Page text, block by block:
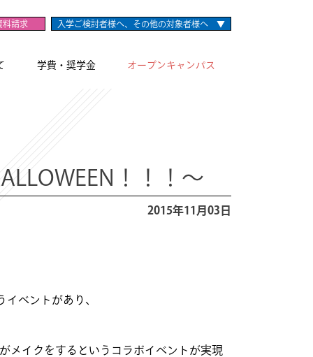
料請求 入学ご検討者様へ、その他の対象者様へ ▼
学費・奨学金 オープンキャンパス
！！！～
2015年11月03日
イベントがあり、
メイクをするというコラボイベントが実現